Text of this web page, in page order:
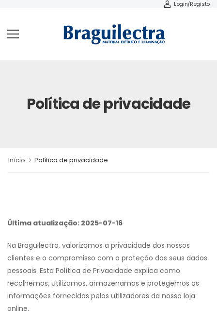
Login/Registo
Política de privacidade
Início Política de privacidade
Última atualização: 2025-07-16
Na Braguilectra, valorizamos a privacidade dos nossos
clientes e o compromisso com a proteção dos seus dados
pessoais. Esta Política de Privacidade explica como
recolhemos, utilizamos, armazenamos e protegemos as
informações fornecidas pelos utilizadores da nossa loja
online.